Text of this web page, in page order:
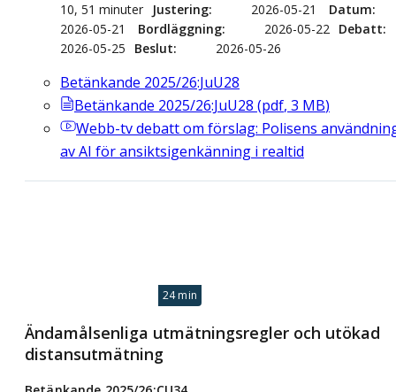
10, 51 minuter
Justering 2026-05-21
Datum
2026-05-21
Bordläggning 2026-05-22 Debatt
2026-05-25
Beslut 2026-05-26
Betänkande 2025/26:JuU28
Betänkande 2025/26:JuU28 (pdf, 3 MB)
Webb-tvdebatt om förslag: Polisens
av AI för ansiktsigenkänning i realtid
24 min
Ändamålsenliga utmätningsregler och utökad
distansutmätning